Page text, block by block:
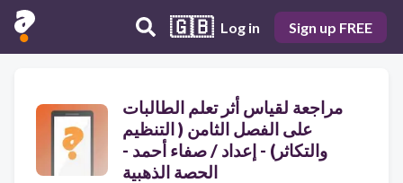
🇬🇧 Log in Sign up FREE
مراجعة لقياس أثر تعلم الطالبات
على الفصل الثامن ( التنظيم
والتكاثر) - إعداد / صفاء أحمد -
الحصة الذهبية